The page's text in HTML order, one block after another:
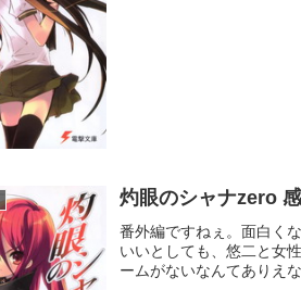
灼眼のシャナzero
番外編ですねぇ。面白く
いいとしても、悠二と女
ームがないなんてありえ